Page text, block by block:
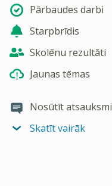
Pārbaudes darbi
Starpbrīdis
Skolēnu rezultāti
Jaunas tēmas
Nosūtīt atsauksmi
Skatīt vairāk